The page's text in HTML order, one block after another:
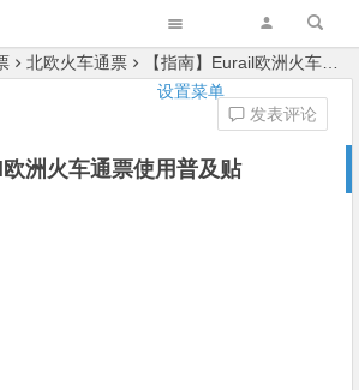
设置菜单
北欧火车通票 【指南】Eurail欧洲火车通票使用普及贴
欧洲火车通票使用普及贴
发表评论